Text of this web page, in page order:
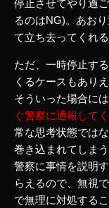
停止させてやり過
るのはNG)。あお
て立ち去ってくれ
ただ、一時停止す
くるケースもありえ
そういった場合には
ぐ警察に通報して
常な思考状態では
巻き込まれてしま
警察に事情を説明
らえるので、無視
で無理に対処する